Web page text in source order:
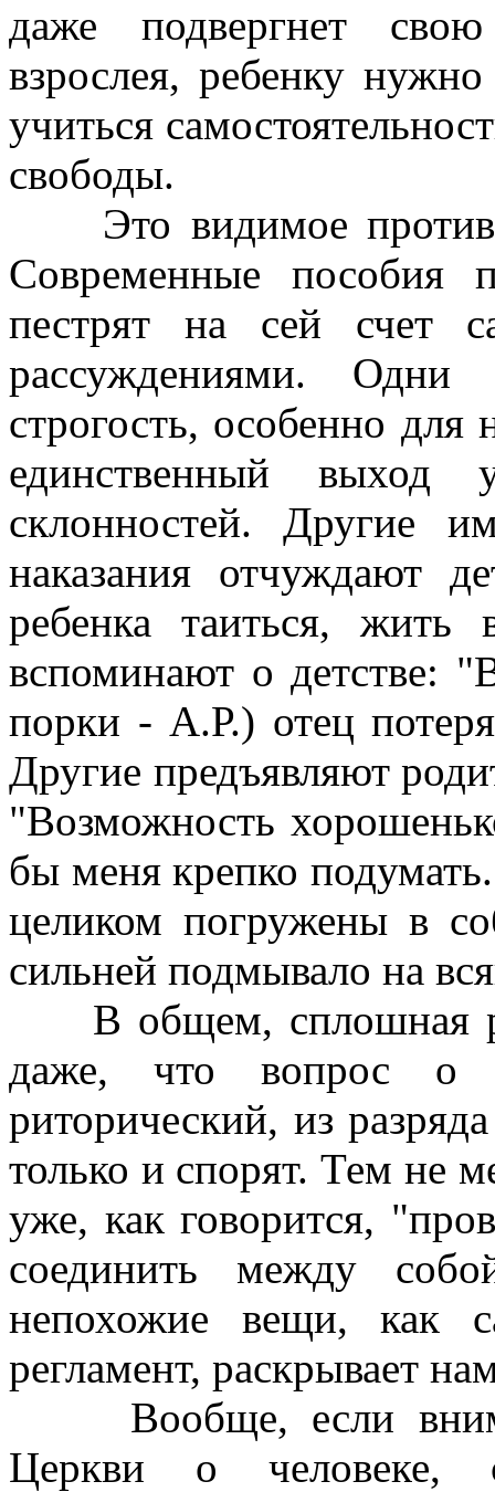
даже подвергнет
взрослея, ребенку
учиться
свободы.
Это видимое
Современные пособия
пестрят на сей счет
рассуждениями. Одни
строгость, особенно
единственный выход
склонностей. Другие
наказания отчуждают
ребенка таиться,
вспоминают о детстве:
порки - А.Р.) отец
Другие предъявляют
"Возможность
бы меня крепко
целиком погружены в
сильней подмывало на
В общем, сплошная
даже, что вопрос о
риторический, из
только и спорят. Тем не
уже, как говорится,
соединить между
непохожие вещи, как
регламент, раскрывает
Вообще, если
Церкви о человеке,